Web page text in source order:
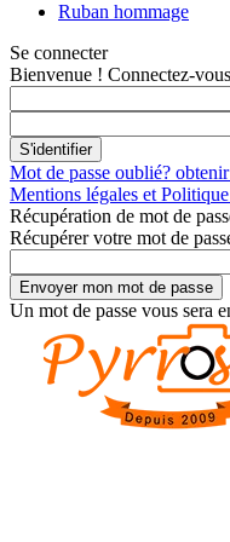
Ruban hommage
Se connecter
Bienvenue ! Connectez-
Mot de passe oublié?
Mentions légales et
Récupération de mot de
Récupérer votre mot de
Un mot de passe vous sera